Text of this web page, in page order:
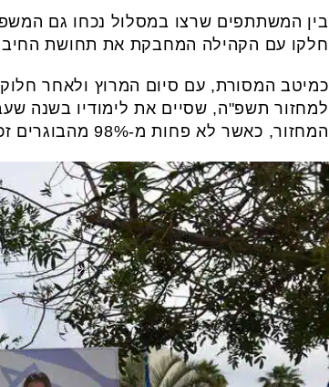
בין המשתתפים שרצו במסלול נכחו גם
חלקו עם הקהילה המחבקת את תחושת
כמיטב המסורת, עם סיום המרוץ ולאחר
למחזור תשפ"ה, שסיים את לימודיו בשנה
המחזור, כאשר לא פחות מ-98% מהבוגרים זכו לתעודת בגרות.